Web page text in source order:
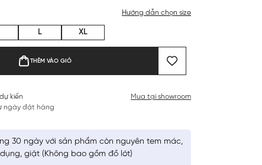
Hướng dẫn chọn size
L XL
THÊM VÀO GIỎ
kiến
ngày đặt hàng
Mua tại showroom
30 ngày với sản phẩm còn nguyên tem mác,
giặt (Không bao gồm đồ lót)